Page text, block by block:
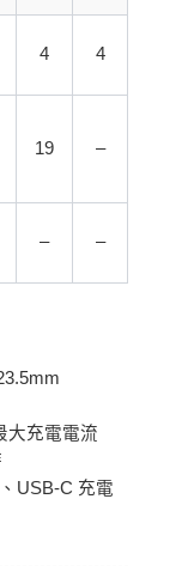
4 4
19 –
– –
大充電電流
USB-C 充電